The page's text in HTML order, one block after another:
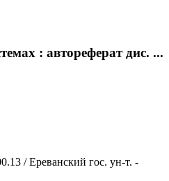
: автореферат дис. ...
/ Ереванский гос. ун-т. -